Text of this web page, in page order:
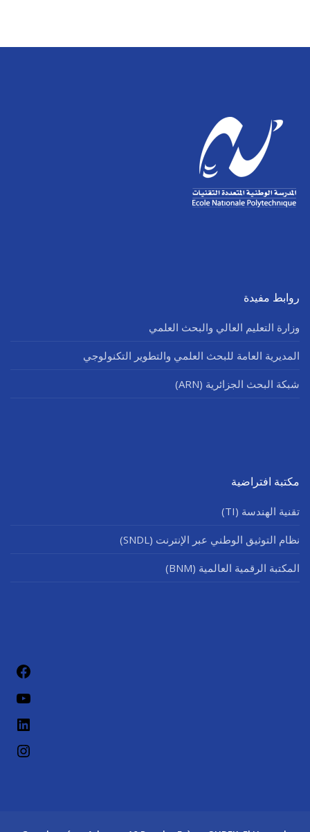
روابط مفيدة
وزارة التعليم العالي والبحث العلمي
المديرية العامة للبحث العلمي والتطوير التكنولوجي
شبكة البحث الجزائرية (ARN)
مكتبة افتراضية
تقنية الهندسة (TI)
نظام التوثيق الوطني عبر الإنترنت (SNDL)
المكتبة الرقمية العالمية (BNM)
لينكد إن